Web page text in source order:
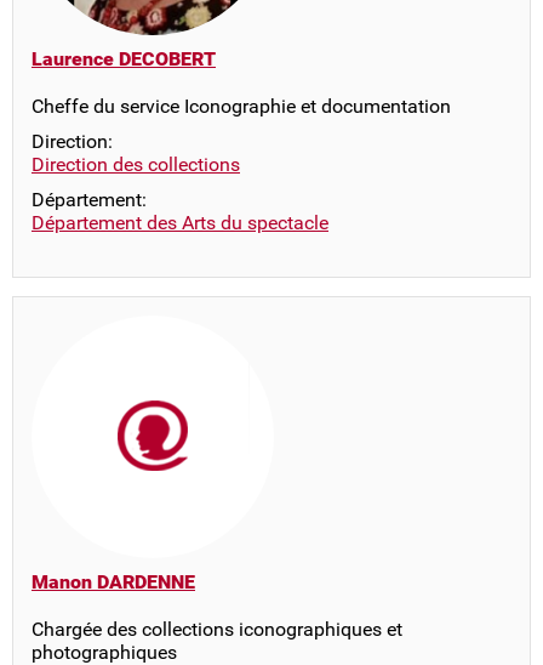
Laurence DECOBERT
Cheffe du service Iconographie et documentation
Direction:
Direction des collections
Département:
Département des Arts du spectacle
Manon DARDENNE
Chargée des collections iconographiques et
photographiques